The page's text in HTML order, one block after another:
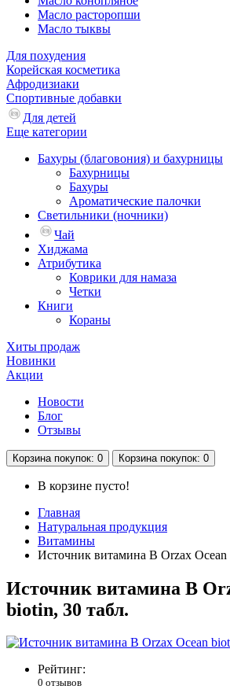
Масло расторопши
Масло тыквы
Для похудения
Корейская косметика
Афродизиаки
Спортивные добавки
Для детей
Еще категории
Бахуры (благовония) и бахурницы
Бахурницы
Бахуры
Ароматические палочки
Светильники (ночники)
Чай
Хиджама
Атрибутика
Коврики для намаза
Четки
Книги
Кораны
Хиты продаж
Новинки
Акции
Новости
Блог
Отзывы
Корзина покупок: 0 Корзина покупок: 0
В корзине пусто!
Главная
Натуральная продукция
Витамины
Источник витамина B Orzax Ocean
Источник витамина B
biotin, 30 табл.
Рейтинг:
0 отзывов